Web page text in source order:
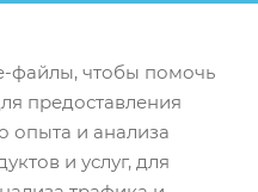
файлы, чтобы помочь
предоставления
опыта и анализа
и услуг, для